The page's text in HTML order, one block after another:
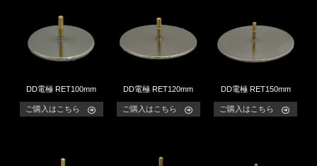
DD電極 RET100mm
ご購入はこちら
DD電極 RET120mm
ご購入はこちら
DD電極 RET150mm
ご購入はこちら